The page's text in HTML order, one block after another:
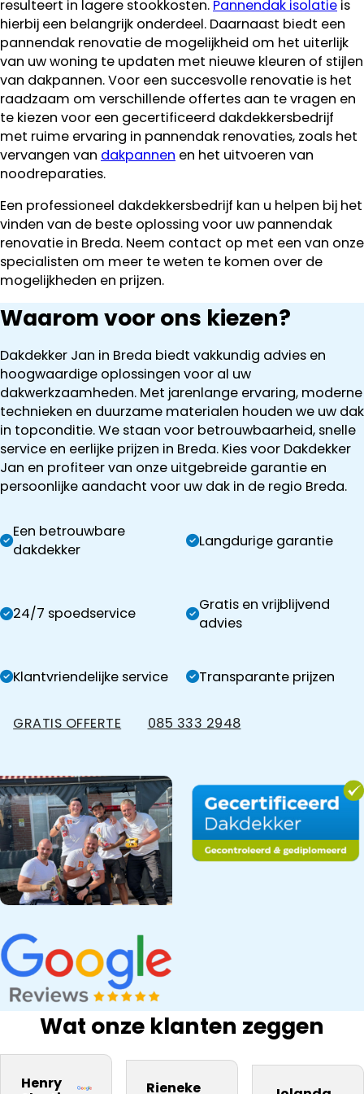
resulteert in lagere stookkosten. Pannendak isolatie is
hierbij een belangrijk onderdeel. Daarnaast biedt een
pannendak renovatie de mogelijkheid om het uiterlijk
van uw woning te updaten met nieuwe kleuren of stijlen
van dakpannen. Voor een succesvolle renovatie is het
raadzaam om verschillende offertes aan te vragen en
te kiezen voor een gecertificeerd dakdekkersbedrijf
met ruime ervaring in pannendak renovaties, zoals het
vervangen van dakpannen en het uitvoeren van
noodreparaties.
Een professioneel dakdekkersbedrijf kan u helpen bij het
vinden van de beste oplossing voor uw pannendak
renovatie in Breda. Neem contact op met een van onze
specialisten om meer te weten te komen over de
mogelijkheden en prijzen.
Waarom voor ons kiezen?
Dakdekker Jan in Breda biedt vakkundig advies en
hoogwaardige oplossingen voor al uw
dakwerkzaamheden. Met jarenlange ervaring, moderne
technieken en duurzame materialen houden we uw dak
in topconditie. We staan voor betrouwbaarheid, snelle
service en eerlijke prijzen in Breda. Kies voor Dakdekker
Jan en profiteer van onze uitgebreide garantie en
persoonlijke aandacht voor uw dak in de regio Breda.
Een betrouwbare
dakdekker
Langdurige garantie
24/7 spoedservice
Gratis en vrijblijvend
advies
Klantvriendelijke service Transparante prijzen
GRATIS OFFERTE 085 333 2948
Wat onze klanten zeggen
Henry
Snel gewerkt.
Rieneke
materiaal.
inspectie,